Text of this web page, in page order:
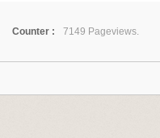
Counter :
7149 Pageviews.